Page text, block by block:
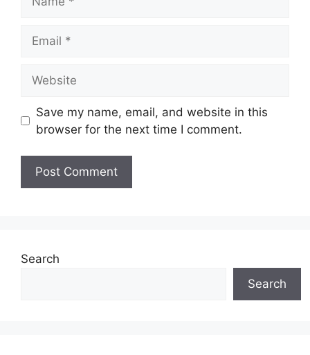
Save my name, email, and website in this
browser for the next time I comment.
Search
Search